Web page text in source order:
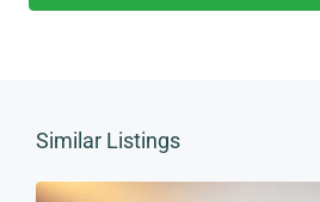
Similar Listings